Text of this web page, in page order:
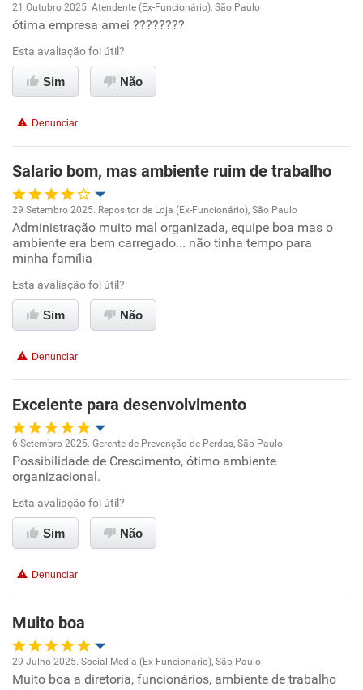
Recomenda a diretoria
Oportunidade de promoção
Ambiente de trabalho
Benefícios
Não recomenda esta empresa
21 Outubro 2025. Atendente (Ex-Funcionário), São Paulo
ótima empresa amei ????????
Esta avaliação foi útil?
Sim Não
Denunciar
Salario bom, mas ambiente ruim de trabalho
Oportunidade de promoção
Conciliação com a vida familiar
Não recomenda a diretoria
29 Setembro 2025. Repositor de Loja (Ex-Funcionário), São Paulo
Administração muito mal organizada, equipe boa mas o
ambiente era bem carregado... não tinha tempo para
minha família
Esta avaliação foi útil?
Sim Não
Denunciar
Excelente para desenvolvimento
Oportunidade de promoção
Ambiente de trabalho
Conciliação com a vida familiar
Recomenda esta empresa
Recomenda a diretoria
6 Setembro 2025. Gerente de Prevenção de Perdas, São Paulo
Possibilidade de Crescimento, ótimo ambiente
organizacional.
Esta avaliação foi útil?
Sim Não
Denunciar
Muito boa
Oportunidade de promoção
29 Julho 2025. Social Media (Ex-Funcionário), São Paulo
Muito boa a diretoria, funcionários, ambiente de trabalho